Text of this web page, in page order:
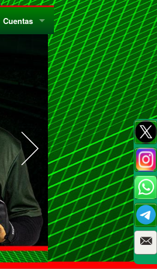
Parley?
Cuentas
Preguntas Frecuentes
Reglas Generales